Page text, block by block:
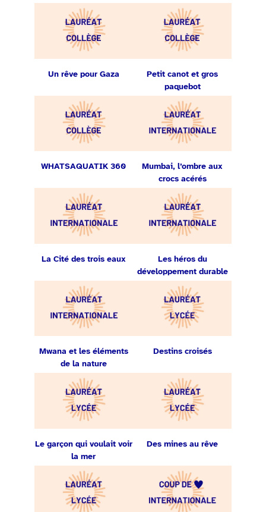
Un rêve pour Gaza
Petit canot et gros
paquebot
WHATSAQUATIK 360
Mumbai, l’ombre aux
crocs acérés
La Cité des trois eaux
Les héros du
développement durable
Mwana et les éléments
de la nature
Destins croisés
Le garçon qui voulait voir
la mer
Des mines au rêve